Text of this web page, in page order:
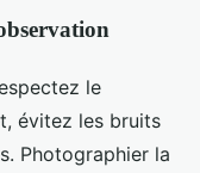
le
évitez les bruits
Photographier la